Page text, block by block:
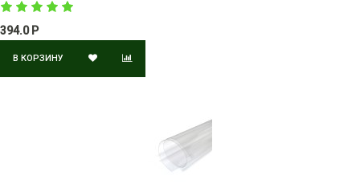
394.0 Р
В КОРЗИНУ